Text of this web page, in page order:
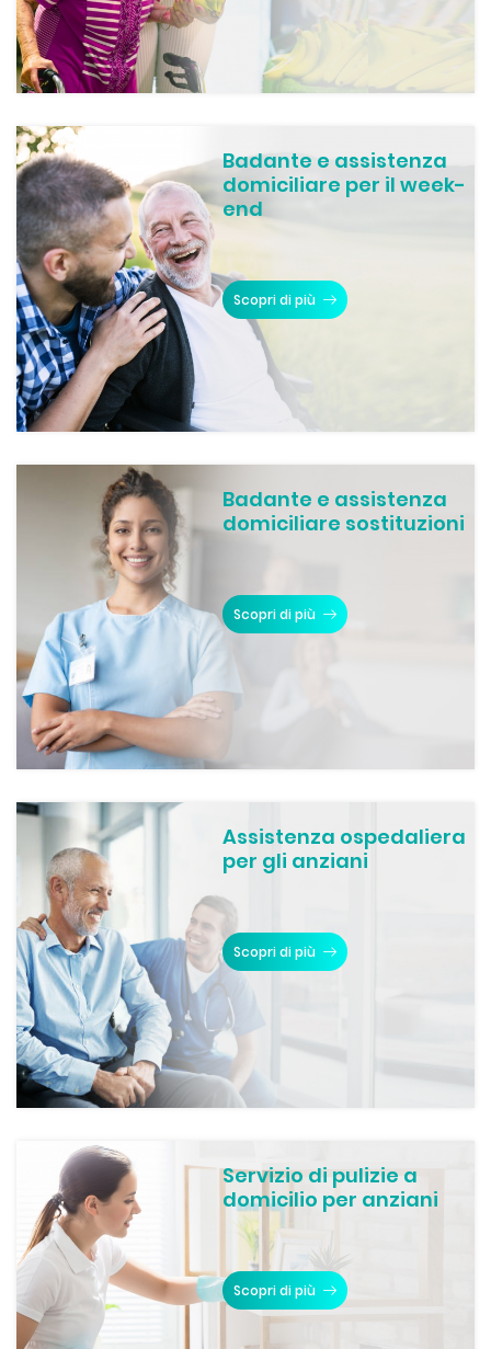
Badante e assistenza
domiciliare per il week-
end
Scopri di più
Badante e assistenza
domiciliare sostituzioni
Scopri di più
Assistenza ospedaliera
per gli anziani
Scopri di più
Servizio di pulizie a
domicilio per anziani
Scopri di più